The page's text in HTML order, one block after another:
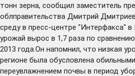
тонн зерна, сообщил заместитель
облправительства Дмитрий
среду в пресс-центре "Интерфакса"
урожай вырос в 1,7 раза по
2013 года.Он напомнил, что низкая
регионе была обусловлена
переувлажнением почвы в период